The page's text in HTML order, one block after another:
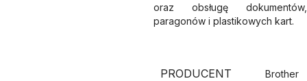
oraz obsługę dokumentów,
paragonów i plastikowych kart.
PRODUCENT Brother